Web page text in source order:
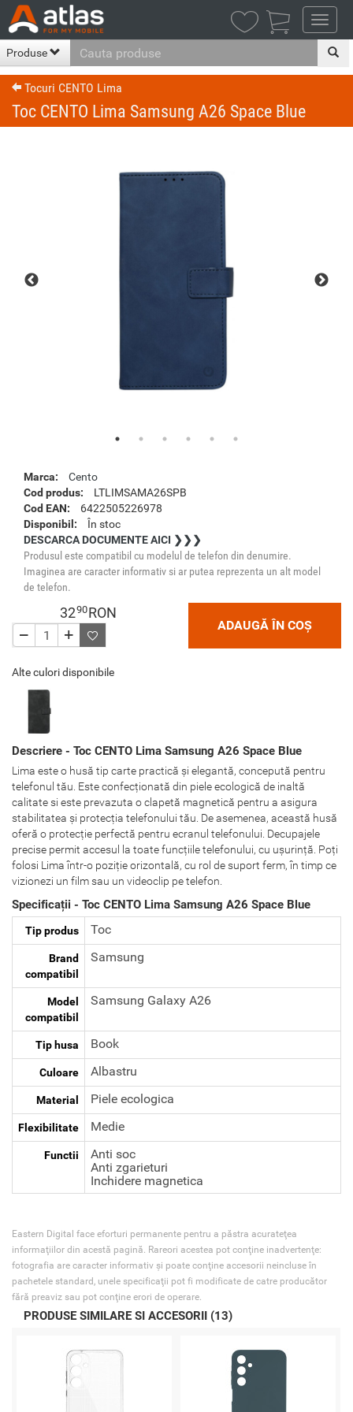
Produse
Tocuri CENTO Lima
Toc CENTO Lima Samsung A26 Space Blue
Marca:
Cento
Cod produs:
LTLIMSAMA26SPB
Cod EAN:
6422505226978
Disponibil:
În stoc
DESCARCA DOCUMENTE AICI ❯❯❯
Produsul este compatibil cu modelul de telefon din denumire.
Imaginea are caracter informativ si ar putea reprezenta un alt model
de telefon.
3290RON
ADAUGĂ ÎN COȘ
Alte culori disponibile
Descriere - Toc CENTO Lima Samsung A26 Space Blue
Lima este o husă tip carte practică și elegantă, concepută pentru
telefonul tău. Este confecționată din piele ecologică de inaltă
calitate si este prevazuta o clapetă magnetică pentru a asigura
stabilitatea și protecția telefonului tău. De asemenea, această husă
oferă o protecție perfectă pentru ecranul telefonului. Decupajele
precise permit accesul la toate funcțiile telefonului, cu ușurință. Poți
folosi Lima într-o poziție orizontală, cu rol de suport ferm, în timp ce
vizionezi un film sau un videoclip pe telefon.
Specificații - Toc CENTO Lima Samsung A26 Space Blue
Tip produs Toc
Brand
compatibil
Samsung
Model
compatibil
Samsung Galaxy A26
Tip husa Book
Culoare Albastru
Material Piele ecologica
Flexibilitate Medie
Functii
Anti soc
Anti zgarieturi
Inchidere magnetica
Eastern Digital face eforturi permanente pentru a păstra acurateţea
informaţiilor din acestă pagină. Rareori acestea pot conţine inadvertenţe:
fotografia are caracter informativ şi poate conţine accesorii neincluse în
pachetele standard, unele specificaţii pot fi modificate de catre producător
fără preaviz sau pot conţine erori de operare.
PRODUSE SIMILARE SI ACCESORII (13)